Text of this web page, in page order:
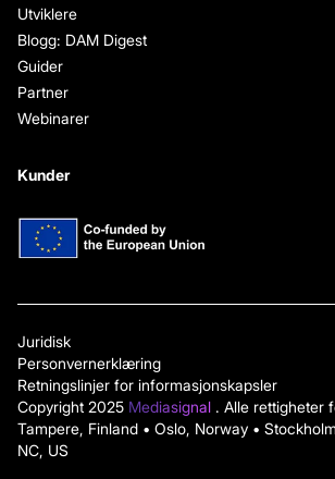
Utviklere
Blogg: DAM Digest
Guider
Partner
Webinarer
Kunder
Copyright 2025 Mediasignal . Alle rettigheter
Tampere, Finland • Oslo, Norway •
NC, US
Juridisk
Personvernerklæring
Retningslinjer for informasjonskapsler